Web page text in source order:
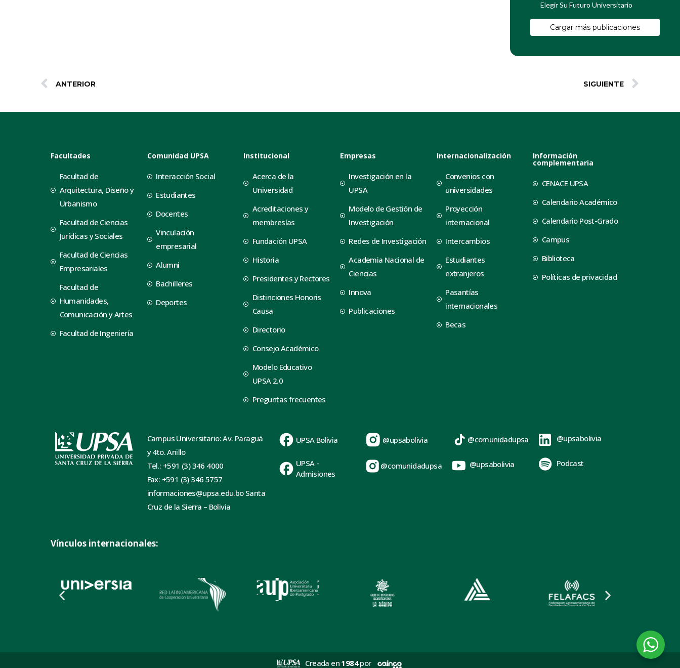
Elegir Su Futuro Universitario
Cargar más publicaciones
ANTERIOR SIGUIENTE
Facultades
Facultad de
Arquitectura, Diseño y
Urbanismo
Facultad de Ciencias
Jurídicas y Sociales
Facultad de Ciencias
Empresariales
Facultad de
Humanidades,
Comunicación y Artes
Facultad de Ingeniería
Comunidad UPSA
Interacción Social
Estudiantes
Docentes
Vinculación
empresarial
Alumni
Bachilleres
Deportes
Institucional
Acerca de la
Universidad
Acreditaciones y
membresías
Fundación UPSA
Historia
Presidentes y Rectores
Distinciones Honoris
Causa
Directorio
Consejo Académico
Modelo Educativo
UPSA 2.0
Preguntas frecuentes
Empresas
Investigación en la
UPSA
Modelo de Gestión de
Investigación
Redes de Investigación
Academia Nacional de
Ciencias
Innova
Publicaciones
Internacionalización
Convenios con
universidades
Proyección
internacional
Intercambios
Estudiantes
extranjeros
Pasantías
internacionales
Becas
Información
complementaria
CENACE UPSA
Calendario Académico
Calendario Post-Grado
Campus
Biblioteca
Políticas de privacidad
Campus Universitario: Av. Paraguá
y 4to. Anillo
Tel.: +591 (3) 346 4000
Fax: +591 (3) 346 5757
informaciones@upsa.edu.bo Santa
Cruz de la Sierra – Bolivia
UPSA Bolivia
UPSA -
Admisiones
@upsabolivia
@comunidadupsa
@comunidadupsa
@upsabolivia
@upsabolivia
Podcast
Vínculos internacionales:
Creada en 1984por